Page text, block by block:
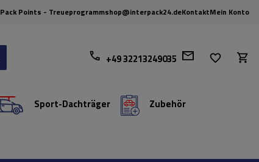
Pack Points - Treueprogrammshop@interpack24.deKontaktMein Konto
+49 32213249035
Sport-Dachträger Zubehör